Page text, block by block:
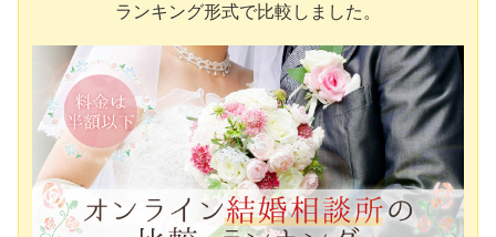
ランキング形式で比較しました。